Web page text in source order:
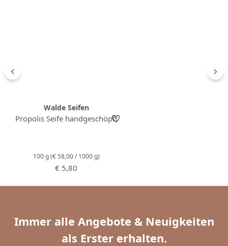
Walde Seifen
Propolis Seife handgeschöpft
100 g(€ 58,00 / 1000 g)
Regulärer Preis:
€ 5,80
Immer alle Angebote & Neuigkeiten
als Erster erhalten.